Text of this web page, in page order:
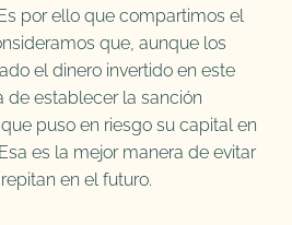
por ello que compartimos el
que, aunque los
el dinero invertido en este
de establecer la sanción
puso en riesgo su capital en
es la mejor manera de evitar
en el futuro.